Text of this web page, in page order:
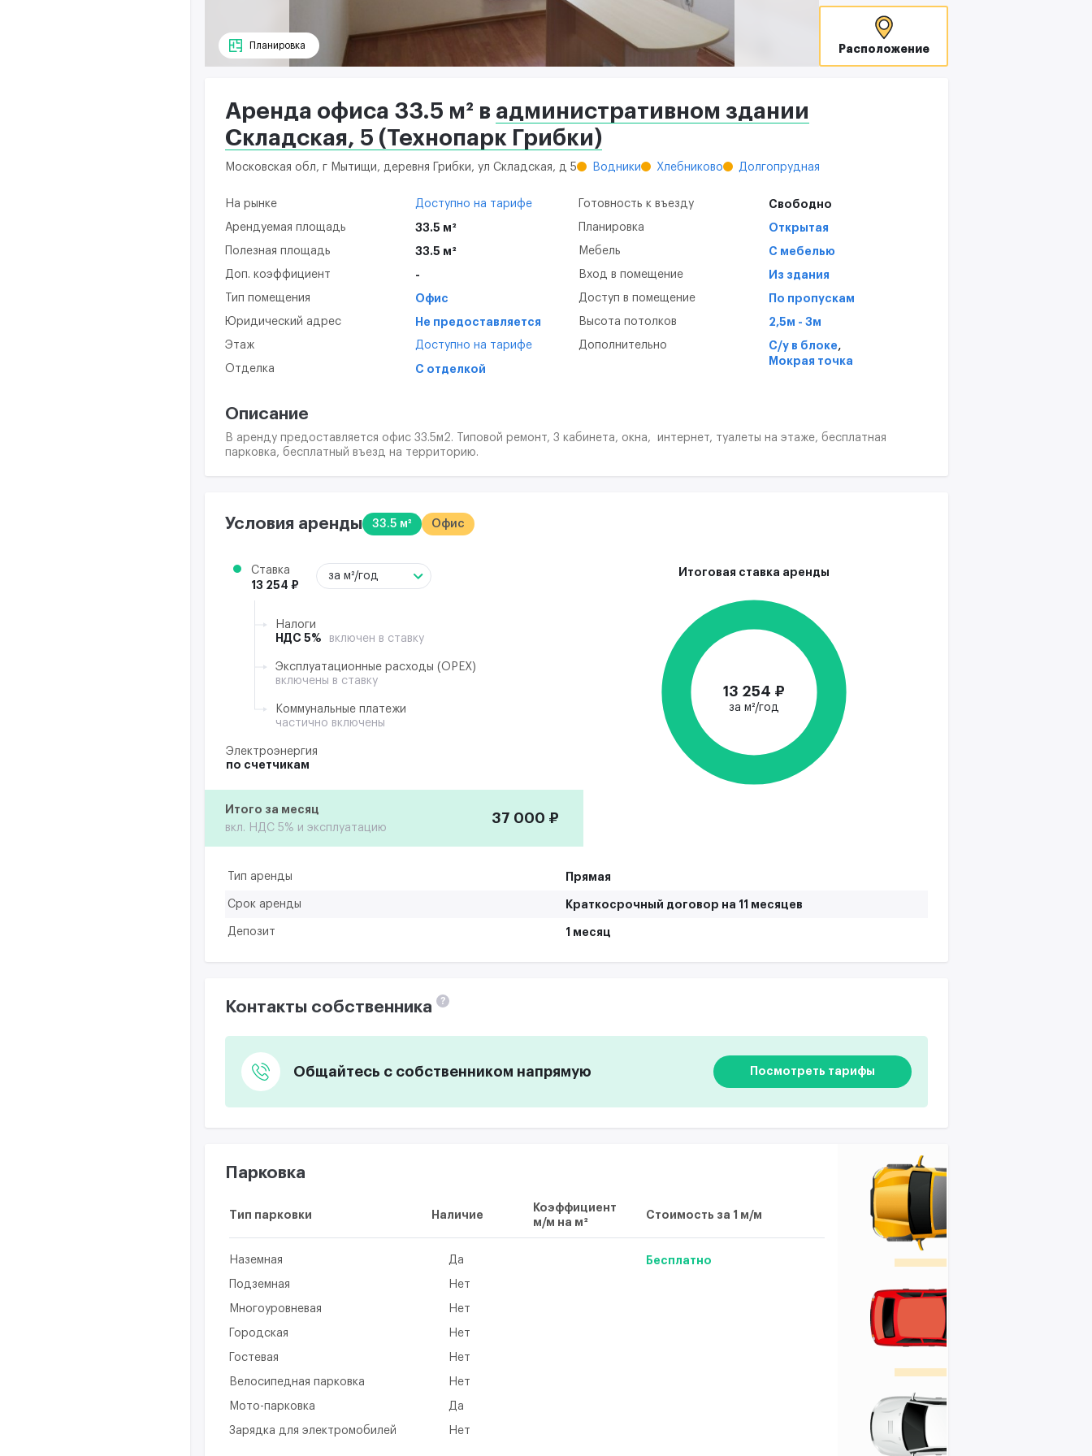
Расположение
Планировка
Аренда офиса 33.5 м² в административном здании
Складская, 5 (Технопарк Грибки)
Московская обл, г Мытищи, деревня Грибки, ул Складская, д 5 Водники Хлебниково Долгопрудная
На рынке Доступно на тарифе
Арендуемая площадь 33.5 м²
Полезная площадь 33.5 м²
Доп. коэффициент -
Тип помещения Офис
Юридический адрес Не предоставляется
Этаж Доступно на тарифе
Отделка С отделкой
Готовность к въезду Свободно
Планировка Открытая
Мебель С мебелью
Вход в помещение Из здания
Доступ в помещение По пропускам
Высота потолков 2,5м - 3м
Дополнительно С/у в блоке ,
Мокрая точка
Описание
В аренду предоставляется офис 33.5м2. Типовой ремонт, 3 кабинета, окна, интернет, туалеты на этаже, бесплатная
парковка, бесплатный въезд на территорию.
Условия аренды 33.5 м² Офис
Ставка
13 254 ₽
за м²/год
Налоги
НДС 5%
включен в ставку
Эксплуатационные расходы (ОРЕХ)
включены в ставку
Коммунальные платежи
частично включены
Электроэнергия
по счетчикам
Итого за месяц
вкл. НДС 5% и эксплуатацию
37 000 ₽
Итоговая ставка аренды
13 254 ₽
за м²/год
Тип аренды Прямая
Срок аренды Краткосрочный договор на 11 месяцев
Депозит 1 месяц
Контакты собственника ?
Общайтесь с собственником напрямую Посмотреть тарифы
Парковка
Тип парковки Наличие
Коэффициент
м/м на м²
Стоимость за 1 м/м
Наземная Да Бесплатно
Подземная Нет
Многоуровневая Нет
Городская Нет
Гостевая Нет
Велосипедная парковка Нет
Мото-парковка Да
Зарядка для электромобилей Нет